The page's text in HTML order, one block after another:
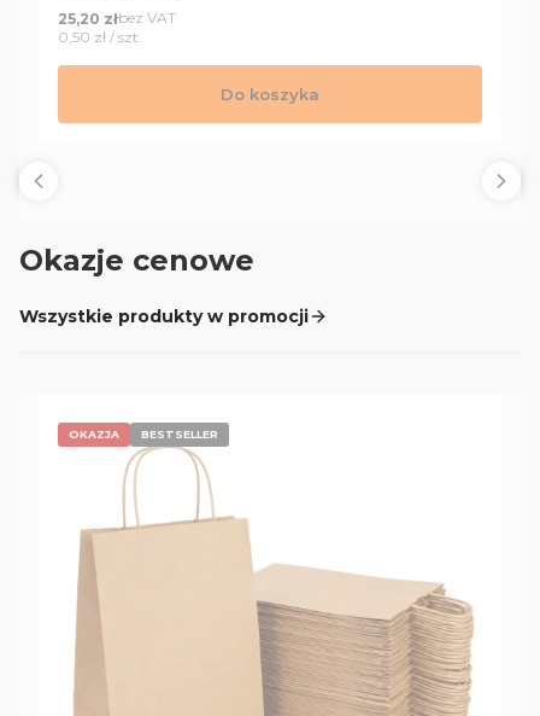
Cena
25,20 złbez VAT
Cena jednostkowa
0,50 zł / szt.
Do koszyka
Okazje cenowe
Wszystkie produkty w promocji
OKAZJA BESTSELLER